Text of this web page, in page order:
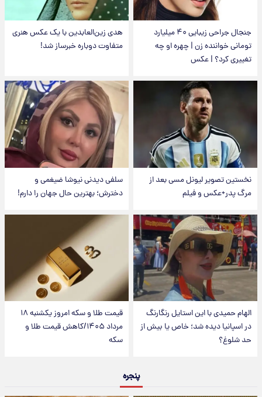
جنجال جراحی زیبایی ۴۰ میلیارد
تومانی خواننده زن | چهره او چه
تغییری کرد؟ | عکس
هدی زین‌العابدین با یک عکس هنری
متفاوت دوباره خبرساز شد!
نخستین تصویر لیونل مسی بعد از
مرگ پدر+عکس و فیلم
سلفی دیدنی نیوشا ضیغمی و
دخترش؛ بهترین حال جهان را دارم!
الهام حمیدی با این استایل رنگارنگ
در اسپانیا دیده شد؛ خاص یا بیش از
حد شلوغ؟
قیمت طلا و سکه امروز یکشنبه ۱۸
مرداد ۱۴۰۵/کاهش قیمت طلا و
سکه
پنجره